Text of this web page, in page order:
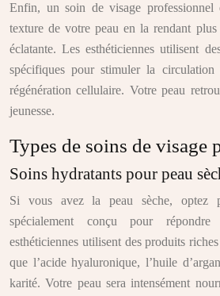
Enfin, un soin de visage professionnel
texture de votre peau en la rendant
éclatante. Les esthéticiennes utilisent
spécifiques pour stimuler la
régénération cellulaire. Votre peau
jeunesse.
Types de soins de visage
Soins hydratants pour peau
Si vous avez la peau sèche, optez
spécialement conçu pour
esthéticiennes utilisent des produits
que l’acide hyaluronique, l’huile
karité. Votre peau sera intensément